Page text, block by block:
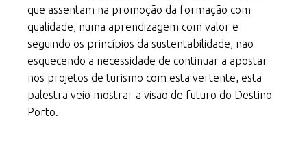
que assentam na promoção da formação com
qualidade, numa aprendizagem com valor e
seguindo os princípios da sustentabilidade, não
esquecendo a necessidade de continuar a apostar
nos projetos de turismo com esta vertente, esta
palestra veio mostrar a visão de futuro do Destino
Porto.